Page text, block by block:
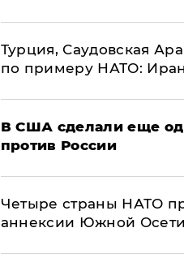
Турция, Саудовская
по примеру НАТО:
В США сделали еще
против России
Четыре страны НАТО
аннексии Южной